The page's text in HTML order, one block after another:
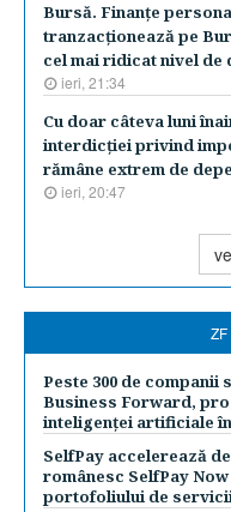
Bursă. Finanţe
tranzacţionează pe
cel mai ridicat nivel de
ieri, 21:34
Cu doar câteva luni
interdicţiei privind
rămâne extrem de
ieri, 20:47
Peste 300 de companii
Business Forward,
inteligenței artificiale
SelfPay accelerează
românesc SelfPay
portofoliului de